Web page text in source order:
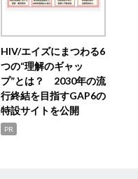
HIV/エイズにまつわる6
つの“理解のギャッ
プ”とは？ 2030年の流
行終結を目指すGAP6の
特設サイトを公開
PR